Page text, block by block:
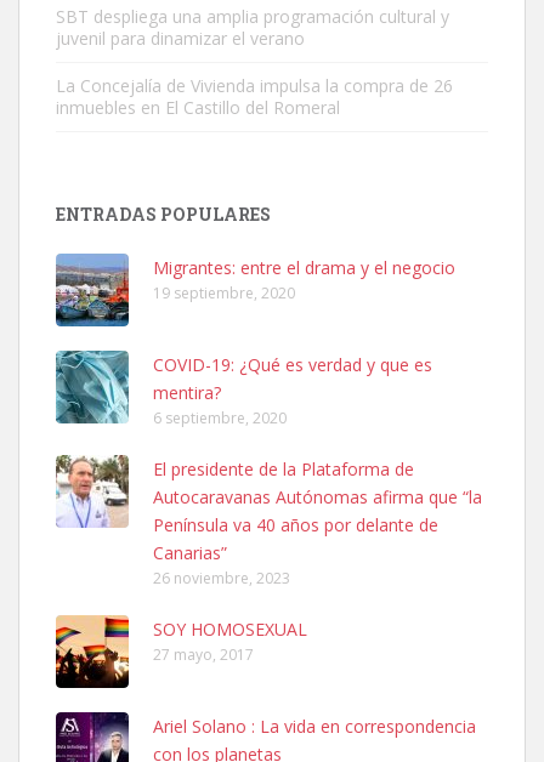
Leales.org » Gran Canaria
SHIBA PERDIDO AVDA JOSE MESA Y LOPEZ
PERRO MACHO RAZA SHIBA CON MICROCHIP PERDIDO HOY
06/07/2025 ZONA MESA Y LOPEZ. ES MUY ASUSTADIZO
Leales.org » Gran Canaria
6.7.2025
Ninfa perdida
SBT despliega una amplia programación cultural y
juvenil para dinamizar el verano
La Concejalía de Vivienda impulsa la compra de 26
inmuebles en El Castillo del Romeral
ENTRADAS POPULARES
Migrantes: entre el drama y el negocio
19 septiembre, 2020
COVID-19: ¿Qué es verdad y que es
mentira?
6 septiembre, 2020
El presidente de la Plataforma de
Autocaravanas Autónomas afirma que “la
Península va 40 años por delante de
Canarias”
26 noviembre, 2023
SOY HOMOSEXUAL
27 mayo, 2017
Ariel Solano : La vida en correspondencia
con los planetas